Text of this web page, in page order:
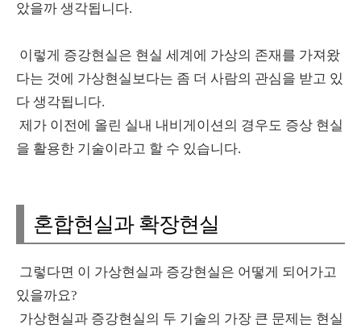
았을까 생각됩니다.
이렇게 증강현실은 현실 세계에 가상의 존재를 가져왔
다는 것에 가상현실보다는 좀 더 사람의 관심을 받고 있
다 생각됩니다.
제가 이전에 올린 실내 내비게이션의 경우도 증상 현실
을 활용한 기술이라고 할 수 있습니다.
혼합현실과 확장현실
그렇다면 이 가상현실과 증강현실은 어떻게 되어가고
있을까요?
가상현실과 증강현실의 두 기술의 가장 큰 문제는 현실